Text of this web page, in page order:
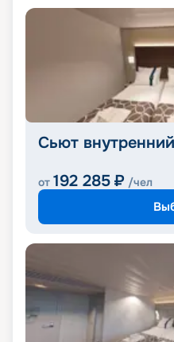
Сьют
от 192 285 ₽ /чел